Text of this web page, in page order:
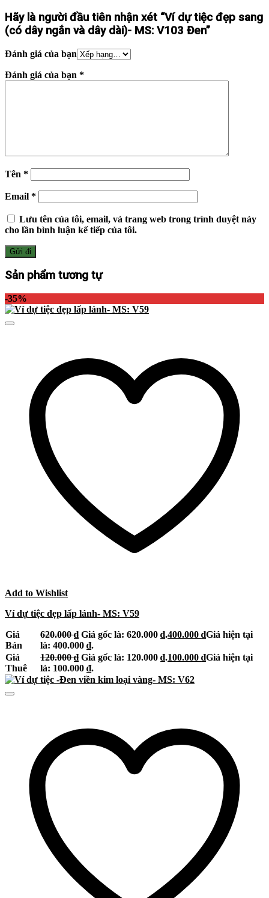
Hãy là người đầu tiên nhận xét “Ví dự tiệc đẹp sang
(có dây ngắn và dây dài)- MS: V103 Đen”
Đánh giá của bạn
Đánh giá của bạn *
Tên *
Email *
Lưu tên của tôi, email, và trang web trong trình duyệt này
cho lần bình luận kế tiếp của tôi.
Sản phẩm tương tự
-35%
Add to Wishlist
Ví dự tiệc đẹp lấp lánh- MS: V59
Giá
Bán
620.000₫ Giá gốc là: 620.000 ₫.400.000 ₫Giá hiện tại
là: 400.000 ₫.
Giá
Thuê
120.000₫ Giá gốc là: 120.000 ₫.100.000 ₫Giá hiện tại
là: 100.000 ₫.